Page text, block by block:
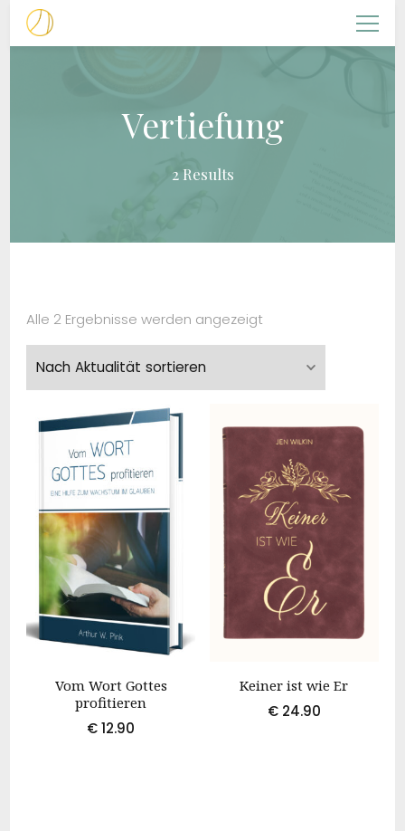
NACHFOLGERIN
Christliche Frauenarbeit
Vertiefung
2 Results
Alle 2 Ergebnisse werden angezeigt
Aktualität
sortiert
Vom Wort Gottes
profitieren
€12.90
Keiner ist wie Er
€24.90